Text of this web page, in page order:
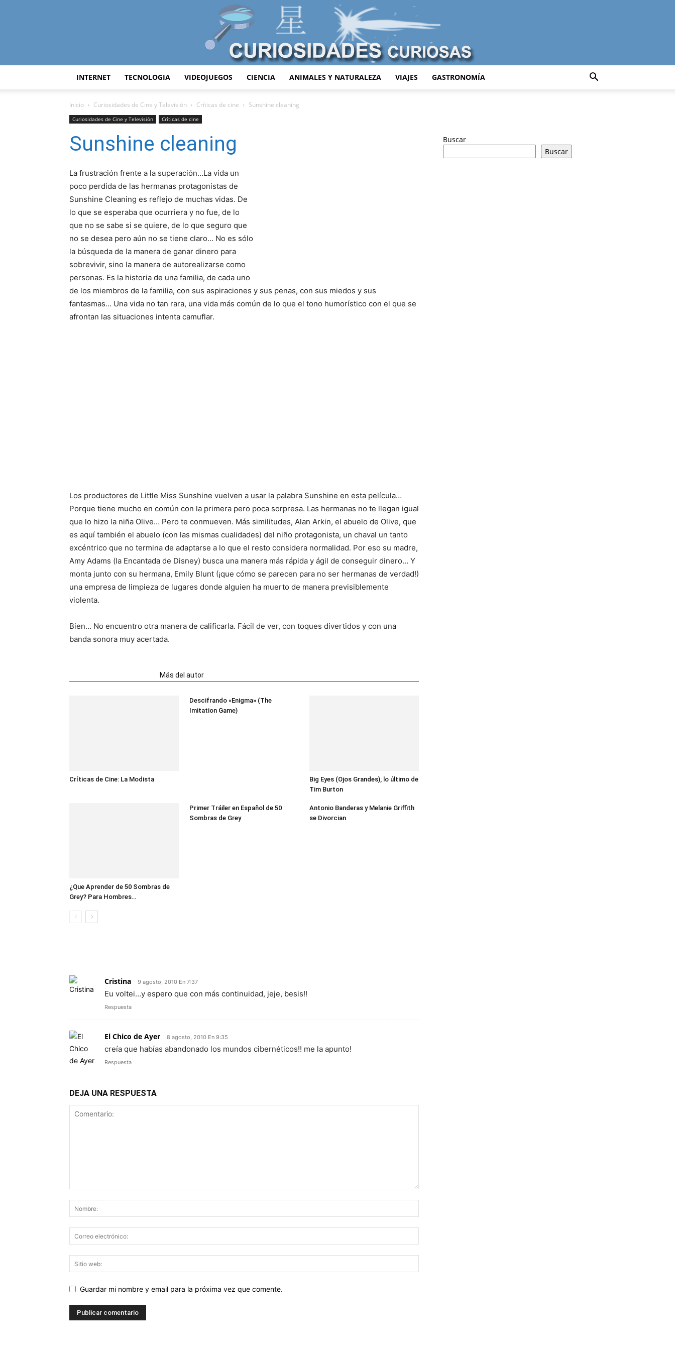
Mundo
INTERNET TECNOLOGIA VIDEOJUEGOS CIENCIA ANIMALES Y NATURALEZA VIAJES GASTRONOMÍA
Inicio Curiosidades de Cine y Televisión Críticas de cine Sunshine cleaning
Curiosidades de Cine y Televisión Críticas de cine
Sunshine cleaning
La frustración frente a la superación…La vida un
poco perdida de las hermanas protagonistas de
Sunshine Cleaning es reflejo de muchas vidas. De
lo que se esperaba que ocurriera y no fue, de lo
que no se sabe si se quiere, de lo que seguro que
no se desea pero aún no se tiene claro… No es sólo
la búsqueda de la manera de ganar dinero para
sobrevivir, sino la manera de autorealizarse como
personas. Es la historia de una familia, de cada uno
de los miembros de la familia, con sus aspiraciones y sus penas, con sus miedos y sus
fantasmas… Una vida no tan rara, una vida más común de lo que el tono humorístico con el que se
afrontan las situaciones intenta camuflar.
Los productores de Little Miss Sunshine vuelven a usar la palabra Sunshine en esta película…
Porque tiene mucho en común con la primera pero poca sorpresa. Las hermanas no te llegan igual
que lo hizo la niña Olive… Pero te conmueven. Más similitudes, Alan Arkin, el abuelo de Olive, que
es aquí también el abuelo (con las mismas cualidades) del niño protagonista, un chaval un tanto
excéntrico que no termina de adaptarse a lo que el resto considera normalidad. Por eso su madre,
Amy Adams (la Encantada de Disney) busca una manera más rápida y ágil de conseguir dinero… Y
monta junto con su hermana, Emily Blunt (¡que cómo se parecen para no ser hermanas de verdad!)
una empresa de limpieza de lugares donde alguien ha muerto de manera previsiblemente
violenta.
Bien… No encuentro otra manera de calificarla. Fácil de ver, con toques divertidos y con una
banda sonora muy acertada.
Más del autor
Críticas de Cine: La Modista
Descifrando «Enigma» (The
Imitation Game)
Big Eyes (Ojos Grandes), lo último de
Tim Burton
¿Que Aprender de 50 Sombras de
Grey? Para Hombres…
Primer Tráiler en Español de 50
Sombras de Grey
Antonio Banderas y Melanie Griffith
se Divorcian
Cristina 9 agosto, 2010 En 7:37
Eu voltei…y espero que con más continuidad, jeje, besis!!
Respuesta
El Chico de Ayer 8 agosto, 2010 En 9:35
creía que habías abandonado los mundos cibernéticos!! me la apunto!
Respuesta
DEJA UNA RESPUESTA
Guardar mi nombre y email para la próxima vez que comente.
Buscar
Buscar